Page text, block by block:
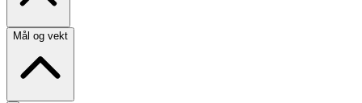
Mål og vekt